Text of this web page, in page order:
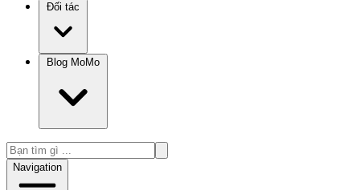
Đối tác
Blog MoMo
Navigation